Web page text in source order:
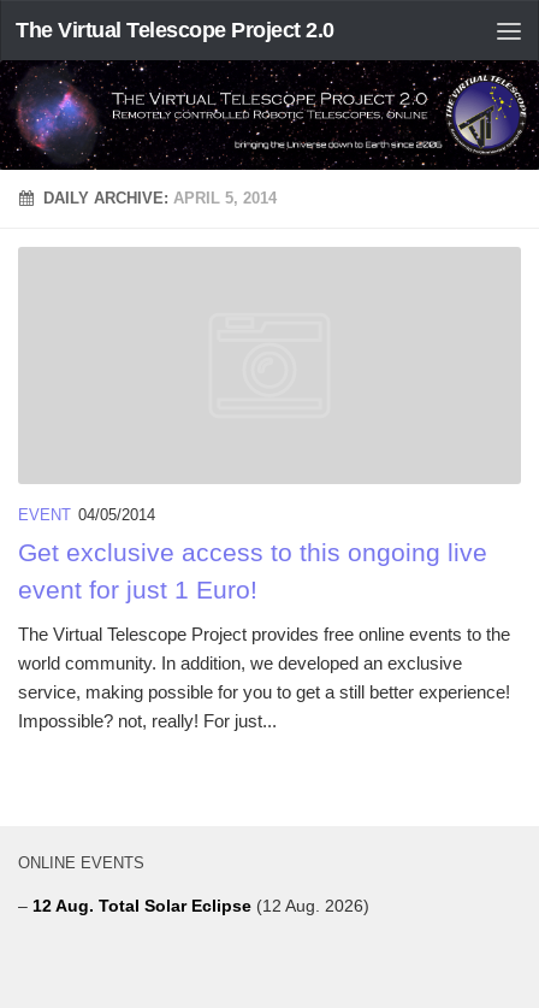
The Virtual Telescope Project 2.0
DAILY ARCHIVE: APRIL 5, 2014
EVENT 04/05/2014
Get exclusive access to this ongoing live
event for just 1 Euro!
The Virtual Telescope Project provides free online events to the
world community. In addition, we developed an exclusive
service, making possible for you to get a still better experience!
Impossible? not, really! For just...
ONLINE EVENTS
– 12 Aug. Total Solar Eclipse (12 Aug. 2026)